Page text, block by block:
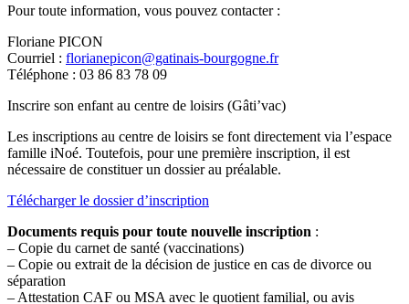
Pour toute information, vous pouvez contacter :
Floriane PICON
Courriel : florianepicon@gatinais-bourgogne.fr
Téléphone : 03 86 83 78 09
Inscrire son enfant au centre de loisirs (Gâti’vac)
Les inscriptions au centre de loisirs se font directement via l’espace
famille iNoé. Toutefois, pour une première inscription, il est
nécessaire de constituer un dossier au préalable.
Télécharger le dossier d’inscription
Documents requis pour toute nouvelle inscription :
– Copie du carnet de santé (vaccinations)
– Copie ou extrait de la décision de justice en cas de divorce ou
séparation
– Attestation CAF ou MSA avec le quotient familial, ou avis